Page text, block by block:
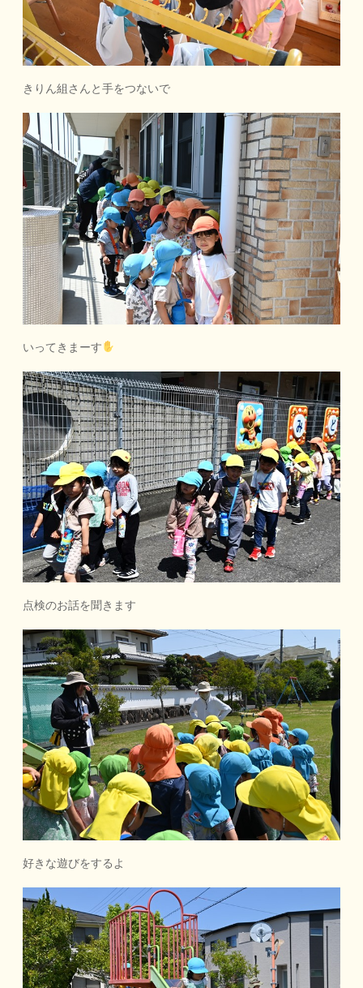
きりん組さんと手をつないで
いってきまーす
点検のお話を聞きます
好きな遊びをするよ